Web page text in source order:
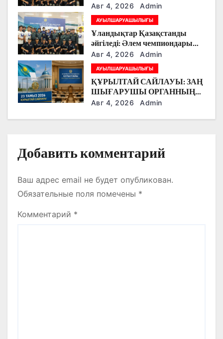
о
з
а
п
и
с
м
вернулись на Родину
Авг 4, 2026 Admin
АУЫЛШАРУАШЫЛЫҒЫ
Ұландықтар Қазақстанды
әйгіледі: Әлем чемпиондары
елге оралды
Авг 4, 2026 Admin
АУЫЛШАРУАШЫЛЫҒЫ
ҚҰРЫЛТАЙ САЙЛАУЫ: ЗАҢ
ШЫҒАРУШЫ ОРГАННЫҢ
ЖАҢА КЕЗЕҢІ
Авг 4, 2026 Admin
Добавить комментарий
Ваш адрес email не будет опубликован.
Обязательные поля помечены *
Комментарий *